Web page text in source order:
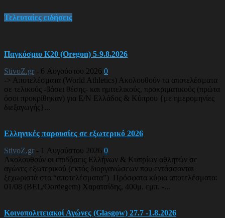
Τελευταίες ειδήσεις
Παγκόσμιο Κ20 (Oregon) 5-9.8.2026
StivoZ.gr - 6 Αυγούστου 2026 0
-> Αποτελέσματα (World Athletics) Ακολουθούν τα αποτελέσματα
σε τελικούς -βάσει θέσης- και ημιτελικούς, προκριματικούς (πρώτα
όσοι προκρίθηκαν) για Ε/Ν Ελλάδος & Κύπρου {με ημερομηνίες
διεξαγωγής}...
Ελληνικές παρουσίες σε εξωτερικό 2026
StivoZ.gr - 1 Αυγούστου 2026 0
Ακολουθούν οι επιδόσεις Ελλήνων & Κυπρίων αθλητών σε
αγώνες εξωτερικού (εκτός διοργανώσεων που εντάσσονται
ξεχωριστά στα “αποτελέσματα”) Πρόσφατα κύρια αποτελέσματα:
01/08 (BEL/Oordegem) Χαρατσίδης, 400μ. εμπ. -...
Κοινοπολιτειακοί Αγώνες (Glasgow) 27.7 -1.8.2026